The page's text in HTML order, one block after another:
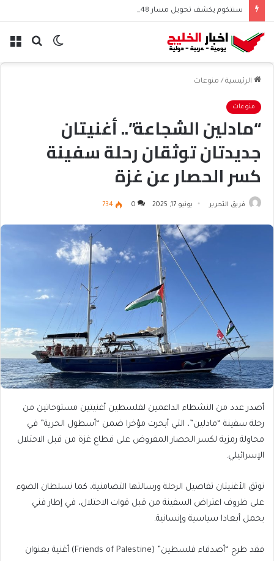
سنتكوم يكشف تحويل مسار 48 سفينة منذ استئناف حصار إيران
بحث الوضع
الرئيسية / منوعات
منوعات
“مادلين الشجاعة”.. أغنيتان
جديدتان توثقان رحلة سفينة
كسر الحصار عن غزة
فريق التحرير يونيو 17, 2025 0
734
أصدر عدد من النشطاء الداعمين لفلسطين أغنيتين مستوحاتين من
رحلة سفينة “مادلين”، التي أبحرت مؤخرا ضمن “أسطول الحرية” في
محاولة رمزية لكسر الحصار المفروض على قطاع غزة من قبل الاحتلال
الإسرائيلي.
توثق الأغنيتان تفاصيل الرحلة ورسالتها التضامنية، كما تسلطان الضوء
على ظروف اعتراض السفينة من قبل قوات الاحتلال، في إطار فني
يحمل أبعادا سياسية وإنسانية.
فقد طرح “أصدقاء فلسطين” (Friends of Palestine) أغنية بعنوان